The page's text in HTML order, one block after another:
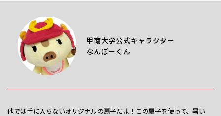
甲南大学公式キャラクター
なんぼーくん
他では手に入らないオリジナルの扇子だよ！この扇子を使って、暑い